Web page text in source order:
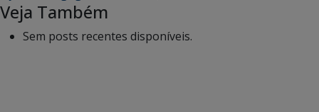
Veja Também
Sem posts recentes disponíveis.